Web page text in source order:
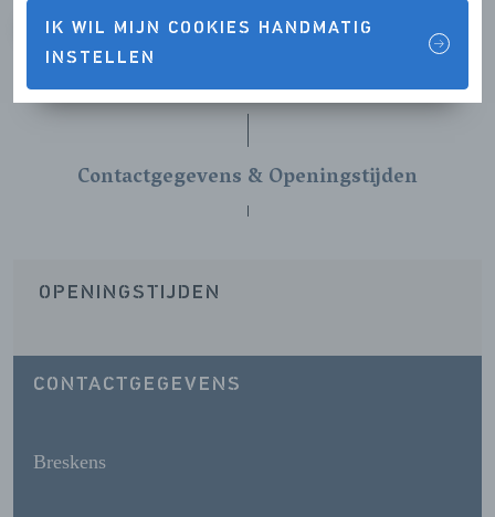
IK WIL MIJN COOKIES HANDMATIG
INSTELLEN
Contactgegevens & Openingstijden
OPENINGSTIJDEN
CONTACTGEGEVENS
Breskens